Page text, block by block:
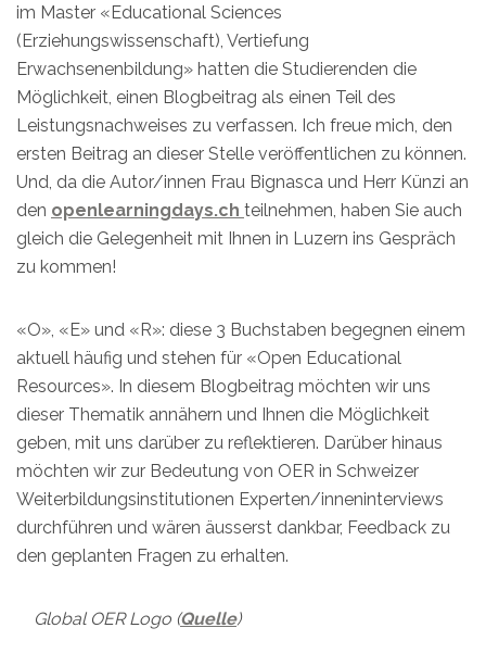
im Master «Educational Sciences
(Erziehungswissenschaft), Vertiefung
Erwachsenenbildung» hatten die Studierenden die
Möglichkeit, einen Blogbeitrag als einen Teil des
Leistungsnachweises zu verfassen. Ich freue mich, den
ersten Beitrag an dieser Stelle veröffentlichen zu können.
Und, da die Autor/innen Frau Bignasca und Herr Künzi an
den openlearningdays.ch teilnehmen, haben Sie auch
gleich die Gelegenheit mit Ihnen in Luzern ins Gespräch
zu kommen!
«O», «E» und «R»: diese 3 Buchstaben begegnen einem
aktuell häufig und stehen für «Open Educational
Resources». In diesem Blogbeitrag möchten wir uns
dieser Thematik annähern und Ihnen die Möglichkeit
geben, mit uns darüber zu reflektieren. Darüber hinaus
möchten wir zur Bedeutung von OER in Schweizer
Weiterbildungsinstitutionen Experten/inneninterviews
durchführen und wären äusserst dankbar, Feedback zu
den geplanten Fragen zu erhalten.
Global OER Logo (Quelle)